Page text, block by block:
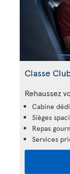
Classe
Rehaussez
Cabine
Sièges
Repas
Services